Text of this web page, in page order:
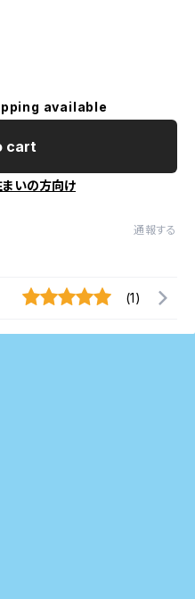
available
cart
いの方向け
通報する
(1)